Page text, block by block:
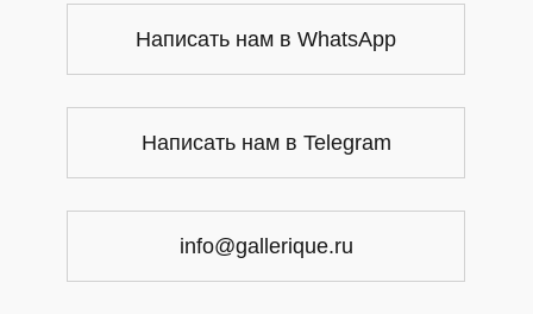
Написать нам в WhatsApp
info@gallerique.ru
Написать нам в Telegram